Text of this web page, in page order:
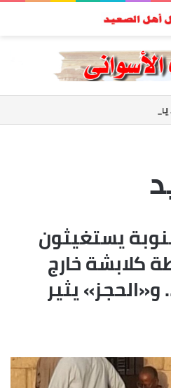
يستغيثون
كلابشة خارج
يثير